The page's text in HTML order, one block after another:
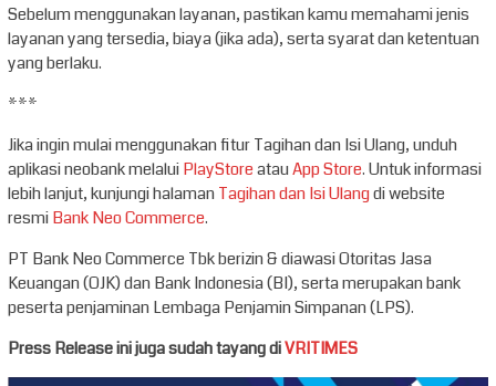
Sebelum menggunakan layanan, pastikan kamu memahami jenis
layanan yang tersedia, biaya (jika ada), serta syarat dan ketentuan
yang berlaku.
***
Jika ingin mulai menggunakan fitur Tagihan dan Isi Ulang, unduh
aplikasi neobank melaluiPlayStoreatauApp Store. Untuk informasi
lebih lanjut, kunjungi halamanTagihan dan Isi Ulangdi website
resmiBank Neo Commerce.
PT Bank Neo Commerce Tbk berizin & diawasi Otoritas Jasa
Keuangan (OJK) dan Bank Indonesia (BI), serta merupakan bank
peserta penjaminan Lembaga Penjamin Simpanan (LPS).
Press Release ini juga sudah tayang diVRITIMES